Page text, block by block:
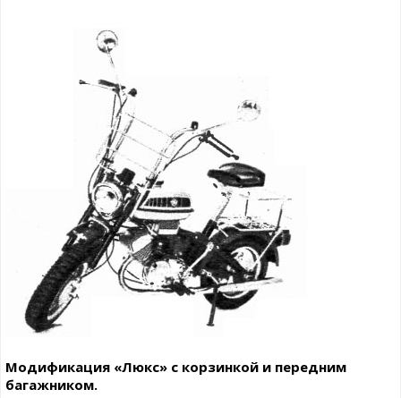
Модификация «Люкс» с корзинкой и передним
багажником.